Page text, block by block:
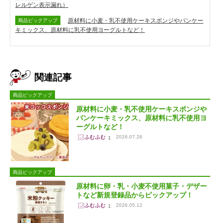
レルゲン表示漏れ）
商品ピックアップ
原材料に小麦・乳不使用ケーキスポンジやパンケー
キミックス、原材料に乳不使用ヨーグルトなど！
関連記事
商品ピックアップ
原材料に小麦・乳不使用ケーキスポンジや
パンケーキミックス、原材料に乳不使用ヨ
ーグルトなど！
1 2026.07.26
商品ピックアップ
原材料に卵・乳・小麦不使用菓子・デザー
トなど新規登録品からピックアップ！
1 2026.05.12